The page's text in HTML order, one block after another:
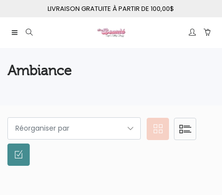
LIVRAISON GRATUITE À PARTIR DE 100,00$
Ambiance